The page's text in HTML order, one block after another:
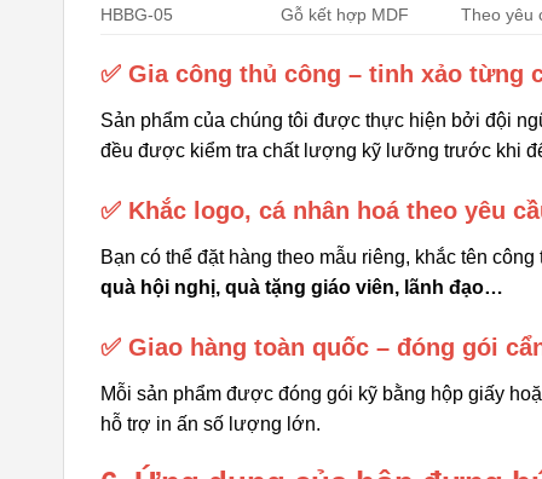
HBBG-05 Gỗ kết hợp MDF Theo yêu
✅ Gia công thủ công – tinh xảo từng
Sản phẩm của chúng tôi được thực hiện bởi đội
đều được kiểm tra chất lượng kỹ lưỡng trước khi
✅ Khắc logo, cá nhân hoá theo yêu
Bạn có thể đặt hàng theo mẫu riêng, khắc tên
quà hội nghị, quà tặng giáo viên, lãnh đạo…
✅ Giao hàng toàn quốc – đóng gói
Mỗi sản phẩm được đóng gói kỹ bằng hộp giấy
hỗ trợ in ấn số lượng lớn.